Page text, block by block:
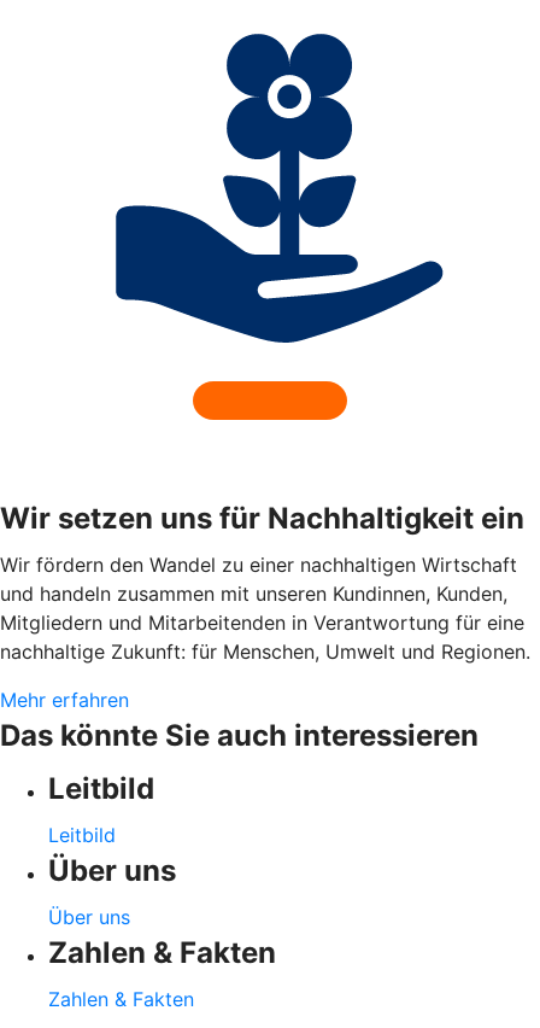
Wir setzen uns für Nachhaltigkeit ein
Wir fördern den Wandel zu einer nachhaltigen Wirtschaft
und handeln zusammen mit unseren Kundinnen, Kunden,
Mitgliedern und Mitarbeitenden in Verantwortung für eine
nachhaltige Zukunft: für Menschen, Umwelt und Regionen.
Mehr erfahren
Das könnte Sie auch interessieren
Leitbild
Leitbild
Über uns
Über uns
Zahlen & Fakten
Zahlen & Fakten